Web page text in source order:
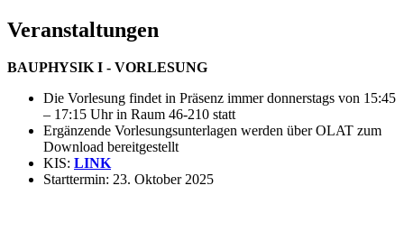
Veranstaltungen
BAUPHYSIK I - VORLESUNG
Die Vorlesung findet in Präsenz immer donnerstags von 15:45
– 17:15 Uhr in Raum 46-210 statt
Ergänzende Vorlesungsunterlagen werden über OLAT zum
Download bereitgestellt
KIS: LINK
Starttermin: 23. Oktober 2025